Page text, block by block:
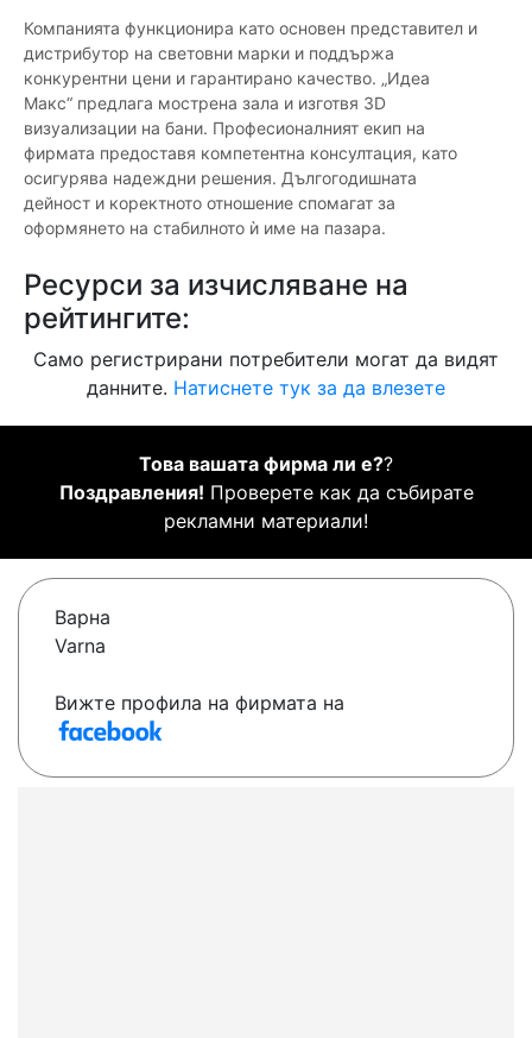
Компанията функционира като основен представител и
дистрибутор на световни марки и поддържа
конкурентни цени и гарантирано качество. „Идеа
Макс“ предлага мострена зала и изготвя 3D
визуализации на бани. Професионалният екип на
фирмата предоставя компетентна консултация, като
осигурява надеждни решения. Дългогодишната
дейност и коректното отношение спомагат за
оформянето на стабилното ѝ име на пазара.
Ресурси за изчисляване на
рейтингите:
Само регистрирани потребители могат да видят
данните. Натиснете тук за да влезете
Това вашата фирма ли е??
Поздравления! Проверете как да събирате
рекламни материали!
Варна
Varna
Вижте профила на фирмата на